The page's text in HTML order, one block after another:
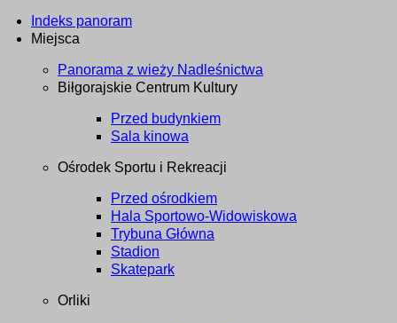
Indeks panoram
Miejsca
Panorama z wieży Nadleśnictwa
Biłgorajskie Centrum Kultury
Przed budynkiem
Sala kinowa
Ośrodek Sportu i Rekreacji
Przed ośrodkiem
Hala Sportowo-Widowiskowa
Trybuna Główna
Stadion
Skatepark
Orliki